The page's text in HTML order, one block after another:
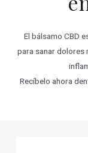
El bálsamo CBD
para sanar dolores
Recíbelo ahora